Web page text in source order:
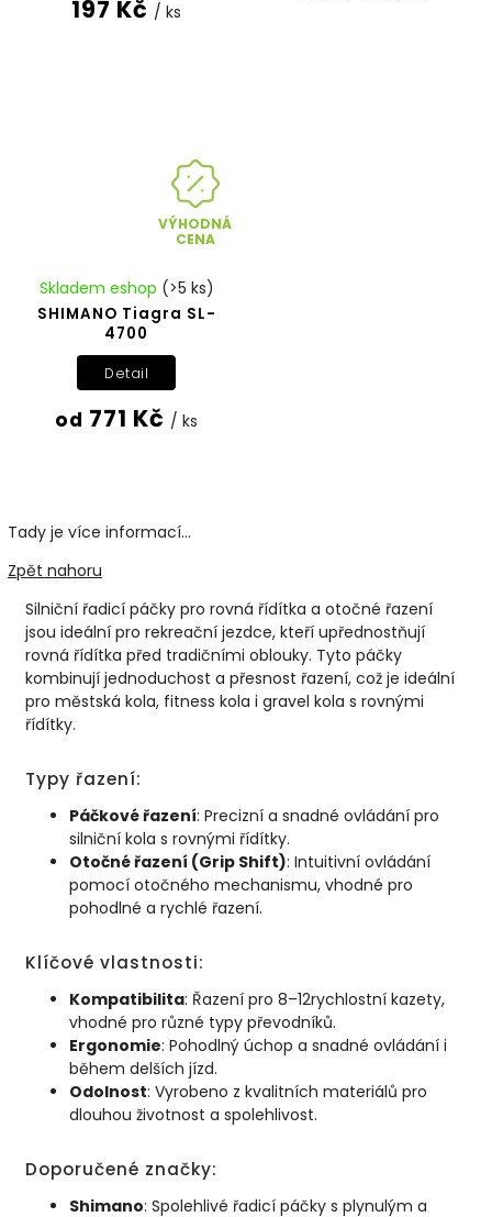
197 Kč / ks
VÝHODNÁ
CENA
SHIMANO Tiagra SL-
4700
Skladem eshop (>5 ks)
od 771 Kč / ks
Detail
Tady je více informací...
Zpět nahoru
Silniční řadicí páčky pro rovná řídítka a otočné řazení
jsou ideální pro rekreační jezdce, kteří upřednostňují
rovná řídítka před tradičními oblouky. Tyto páčky
kombinují jednoduchost a přesnost řazení, což je ideální
pro městská kola, fitness kola i gravel kola s rovnými
řídítky.
Typy řazení:
Páčkové řazení: Precizní a snadné ovládání pro
silniční kola s rovnými řídítky.
Otočné řazení (Grip Shift): Intuitivní ovládání
pomocí otočného mechanismu, vhodné pro
pohodlné a rychlé řazení.
Klíčové vlastnosti:
Kompatibilita: Řazení pro 8–12rychlostní kazety,
vhodné pro různé typy převodníků.
Ergonomie: Pohodlný úchop a snadné ovládání i
během delších jízd.
Odolnost: Vyrobeno z kvalitních materiálů pro
dlouhou životnost a spolehlivost.
Doporučené značky:
Shimano: Spolehlivé řadicí páčky s plynulým a